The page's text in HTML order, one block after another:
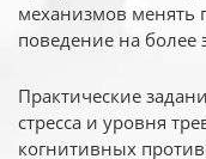
механизмов менять
поведение на более
Практические
стресса и уровня
когнитивных